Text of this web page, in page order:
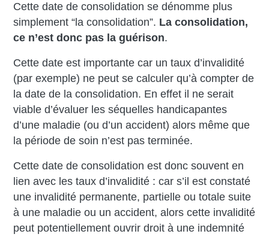
Cette date de consolidation se dénomme plus
simplement “la consolidation”. La consolidation,
ce n’est donc pas la guérison.
Cette date est importante car un taux d’invalidité
(par exemple) ne peut se calculer qu’à compter de
la date de la consolidation. En effet il ne serait
viable d’évaluer les séquelles handicapantes
d’une maladie (ou d’un accident) alors même que
la période de soin n’est pas terminée.
Cette date de consolidation est donc souvent en
lien avec les taux d’invalidité : car s’il est constaté
une invalidité permanente, partielle ou totale suite
à une maladie ou un accident, alors cette invalidité
peut potentiellement ouvrir droit à une indemnité